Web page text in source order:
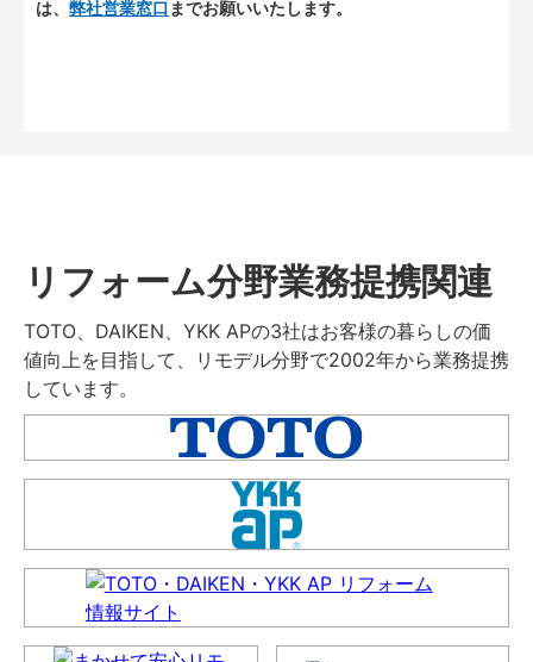
は、 弊社営業窓口 までお願いいたします。
リフォーム分野業務提携関連
TOTO、DAIKEN、YKK APの3社はお客様の暮らしの価
値向上を目指して、リモデル分野で2002年から業務提携
しています。